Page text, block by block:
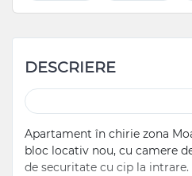
DESCRIERE
Apartament în chirie zona
bloc locativ nou, cu camere
de securitate cu cip la